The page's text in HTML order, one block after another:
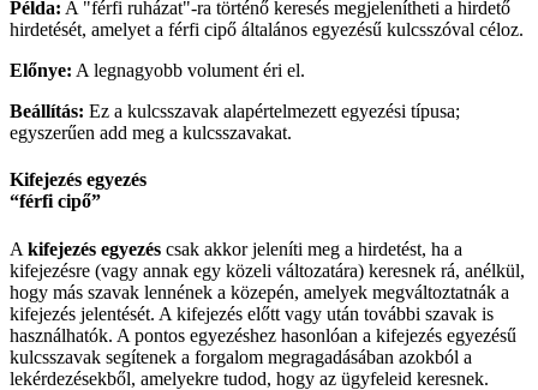
Példa: A "férfi ruházat"-ra történő keresés megjelenítheti a hirdető
hirdetését, amelyet a férfi cipő általános egyezésű kulcsszóval céloz.
Előnye: A legnagyobb volument éri el.
Beállítás: Ez a kulcsszavak alapértelmezett egyezési típusa;
egyszerűen add meg a kulcsszavakat.
Kifejezés egyezés
“férfi cipő”
A kifejezés egyezés csak akkor jeleníti meg a hirdetést, ha a
kifejezésre (vagy annak egy közeli változatára) keresnek rá, anélkül,
hogy más szavak lennének a közepén, amelyek megváltoztatnák a
kifejezés jelentését. A kifejezés előtt vagy után további szavak is
használhatók. A pontos egyezéshez hasonlóan a kifejezés egyezésű
kulcsszavak segítenek a forgalom megragadásában azokból a
lekérdezésekből, amelyekre tudod, hogy az ügyfeleid keresnek.